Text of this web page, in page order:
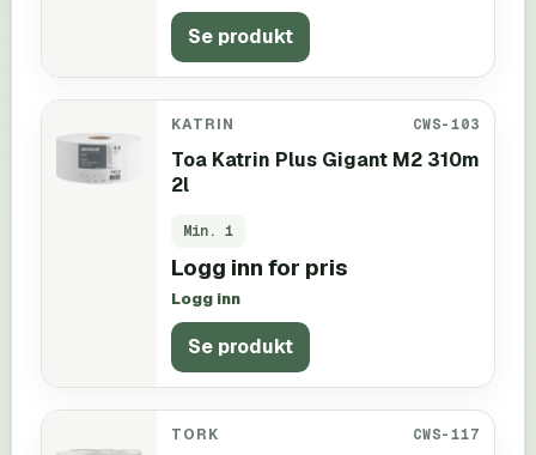
Se produkt
KATRIN CWS-103
Toa Katrin Plus Gigant M2 310m
2l
Min. 1
Logg inn for pris
Logg inn
Se produkt
TORK CWS-117